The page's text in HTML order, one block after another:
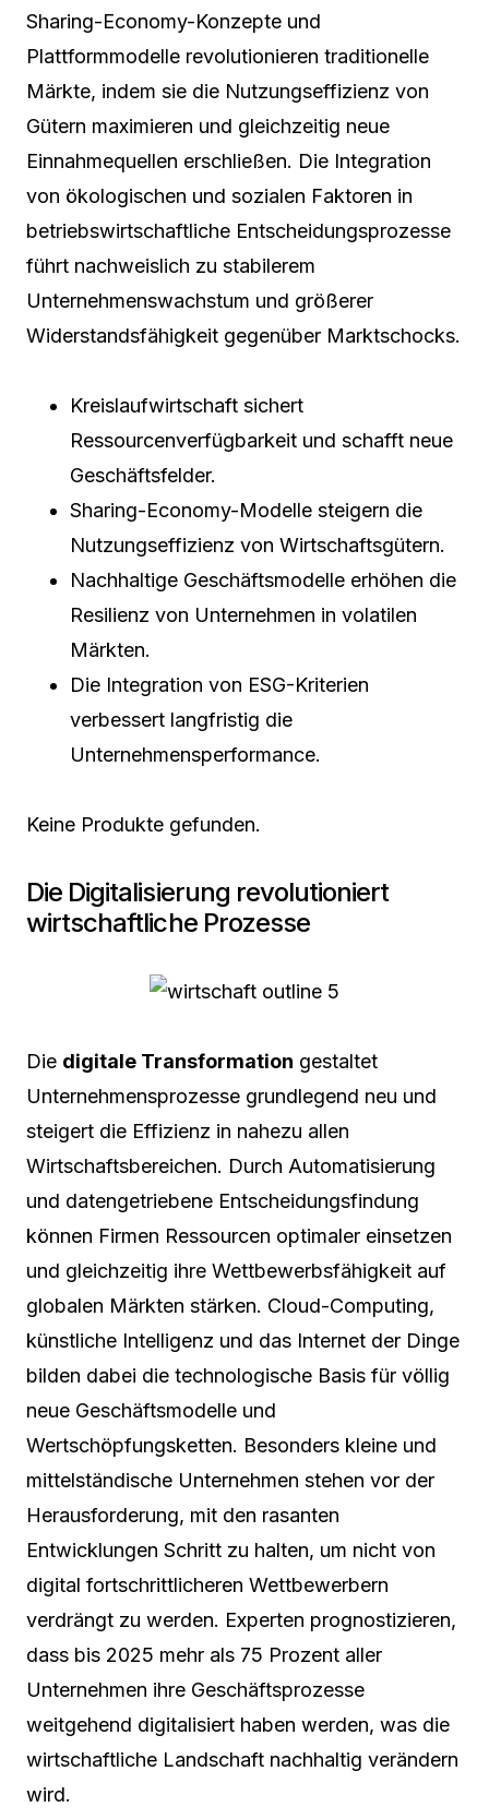
Sharing-Economy-Konzepte und
Plattformmodelle revolutionieren traditionelle
Märkte, indem sie die Nutzungseffizienz von
Gütern maximieren und gleichzeitig neue
Einnahmequellen erschließen. Die Integration
von ökologischen und sozialen Faktoren in
betriebswirtschaftliche Entscheidungsprozesse
führt nachweislich zu stabilerem
Unternehmenswachstum und größerer
Widerstandsfähigkeit gegenüber Marktschocks.
Kreislaufwirtschaft sichert
Ressourcenverfügbarkeit und schafft neue
Geschäftsfelder.
Sharing-Economy-Modelle steigern die
Nutzungseffizienz von Wirtschaftsgütern.
Nachhaltige Geschäftsmodelle erhöhen die
Resilienz von Unternehmen in volatilen
Märkten.
Die Integration von ESG-Kriterien
verbessert langfristig die
Unternehmensperformance.
Keine Produkte gefunden.
Die Digitalisierung revolutioniert
wirtschaftliche Prozesse
Die digitale Transformation gestaltet
Unternehmensprozesse grundlegend neu und
steigert die Effizienz in nahezu allen
Wirtschaftsbereichen. Durch Automatisierung
und datengetriebene Entscheidungsfindung
können Firmen Ressourcen optimaler einsetzen
und gleichzeitig ihre Wettbewerbsfähigkeit auf
globalen Märkten stärken. Cloud-Computing,
künstliche Intelligenz und das Internet der Dinge
bilden dabei die technologische Basis für völlig
neue Geschäftsmodelle und
Wertschöpfungsketten. Besonders kleine und
mittelständische Unternehmen stehen vor der
Herausforderung, mit den rasanten
Entwicklungen Schritt zu halten, um nicht von
digital fortschrittlicheren Wettbewerbern
verdrängt zu werden. Experten prognostizieren,
dass bis 2025 mehr als 75 Prozent aller
Unternehmen ihre Geschäftsprozesse
weitgehend digitalisiert haben werden, was die
wirtschaftliche Landschaft nachhaltig verändern
wird.